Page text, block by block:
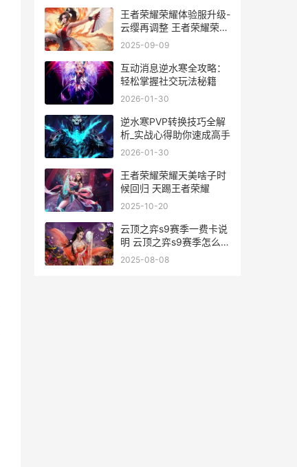
王者荣耀荣耀体验服升级-
云缨再调整 王者荣耀荣耀
体验服官网
2025-09-09
互动消息逆水寒全攻略：
轻松掌握社交玩法秘籍
2026-01-30
逆水寒PVP转换技巧全解
析_实战心得助你速成高手
2026-01-30
王者荣耀荣耀天美啥子时
候回归 天踢王者荣耀
2025-10-20
云顶之弈s9赛季一费卡说
明 云顶之弈s9赛季怎么开
启的
2025-08-08